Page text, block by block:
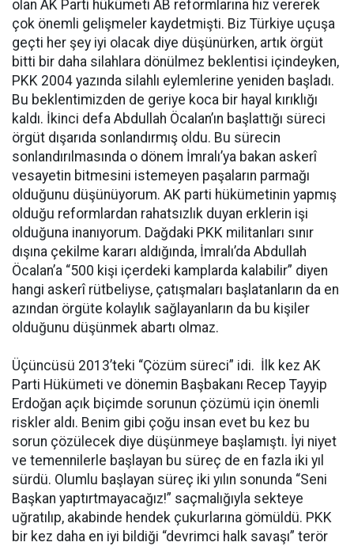
olan AK Parti hükümeti AB reformlarına hız vererek
çok önemli gelişmeler kaydetmişti. Biz Türkiye uçuşa
geçti her şey iyi olacak diye düşünürken, artık örgüt
bitti bir daha silahlara dönülmez beklentisi içindeyken,
PKK 2004 yazında silahlı eylemlerine yeniden başladı.
Bu beklentimizden de geriye koca bir hayal kırıklığı
kaldı. İkinci defa Abdullah Öcalan’ın başlattığı süreci
örgüt dışarıda sonlandırmış oldu. Bu sürecin
sonlandırılmasında o dönem İmralı’ya bakan askerî
vesayetin bitmesini istemeyen paşaların parmağı
olduğunu düşünüyorum. AK parti hükümetinin yapmış
olduğu reformlardan rahatsızlık duyan erklerin işi
olduğuna inanıyorum. Dağdaki PKK militanları sınır
dışına çekilme kararı aldığında, İmralı’da Abdullah
Öcalan’a “500 kişi içerdeki kamplarda kalabilir” diyen
hangi askerî rütbeliyse, çatışmaları başlatanların da en
azından örgüte kolaylık sağlayanların da bu kişiler
olduğunu düşünmek abartı olmaz.
Üçüncüsü 2013’teki “Çözüm süreci” idi. İlk kez AK
Parti Hükümeti ve dönemin Başbakanı Recep Tayyip
Erdoğan açık biçimde sorunun çözümü için önemli
riskler aldı. Benim gibi çoğu insan evet bu kez bu
sorun çözülecek diye düşünmeye başlamıştı. İyi niyet
ve temennilerle başlayan bu süreç de en fazla iki yıl
sürdü. Olumlu başlayan süreç iki yılın sonunda “Seni
Başkan yaptırtmayacağız!” saçmalığıyla sekteye
uğratılıp, akabinde hendek çukurlarına gömüldü. PKK
bir kez daha en iyi bildiği “devrimci halk savaşı” terör